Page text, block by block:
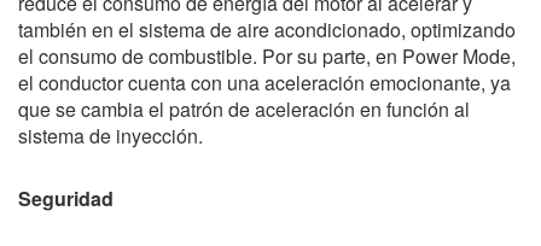
también en el sistema de aire acondicionado, optimizando
el consumo de combustible. Por su parte, en Power Mode,
el conductor cuenta con una aceleración emocionante, ya
que se cambia el patrón de aceleración en función al
sistema de inyección.
Seguridad